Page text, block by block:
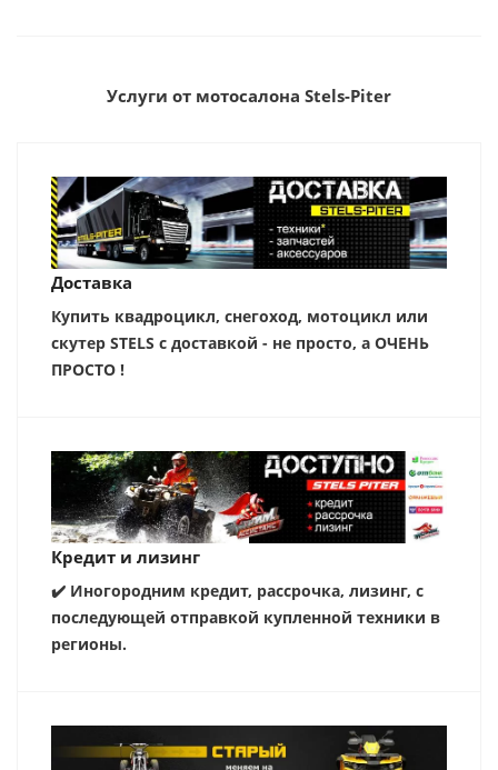
Услуги от мотосалона Stels-Piter
Доставка
Купить квадроцикл, снегоход, мотоцикл или
скутер STELS с доставкой - не просто, а ОЧЕНЬ
ПРОСТО !
Кредит и лизинг
✔️ Иногородним кредит, рассрочка, лизинг, с
последующей отправкой купленной техники в
регионы.